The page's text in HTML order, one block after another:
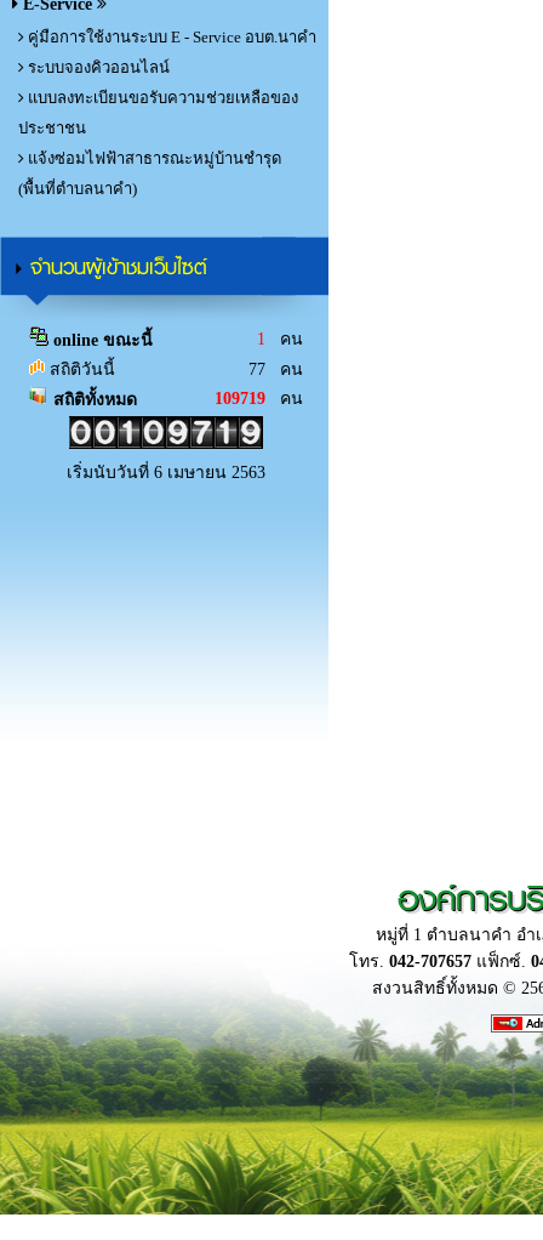
E-Service
คู่มือการใช้งานระบบ E - Service อบต.นาคำ
ระบบจองคิวออนไลน์
แบบลงทะเบียนขอรับความช่วยเหลือของ
ประชาชน
แจ้งซ่อมไฟฟ้าสาธารณะหมู่บ้านชำรุด
(พื้นที่ตำบลนาคำ)
จำนวนผู้เข้าชมเว็บไซต์
online ขณะนี้ 1 คน
สถิติวันนี้
77 คน
สถิติทั้งหมด
109719 คน
เริ่มนับวันที่ 6 เมษายน 2563
องค์การบ
หมู่ที่ 1 ตำบลนาคำ อำ
โทร. 042-707657 แฟ็กซ์.
สงวนสิทธิ์ทั้งหมด ©